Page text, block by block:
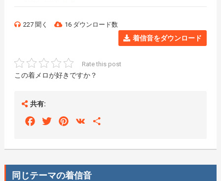
227 聞く 16 ダウンロード数
着信音をダウンロード
Rate this post
この着メロが好きですか？
共有:
FacebookTwitterPinterest
VK
同じテーマの着信音